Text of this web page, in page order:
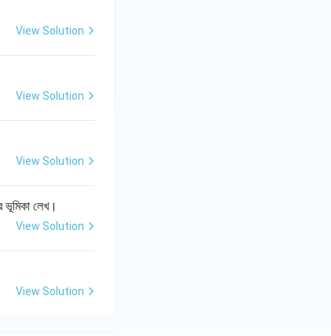
View Solution
View Solution
View Solution
ভূমিকা লেখ।
View Solution
View Solution